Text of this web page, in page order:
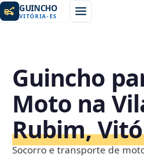
GUINCHO
VITÓRIA- ES
Guincho
Moto na
Rubim,
Socorro e transporte de